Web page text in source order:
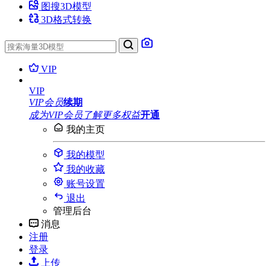
图搜3D模型
3D格式转换
VIP
VIP
VIP会员续期
成为VIP会员 了解更多权益开通
我的主页
我的模型
我的收藏
账号设置
退出
管理后台
消息
注册
登录
上传